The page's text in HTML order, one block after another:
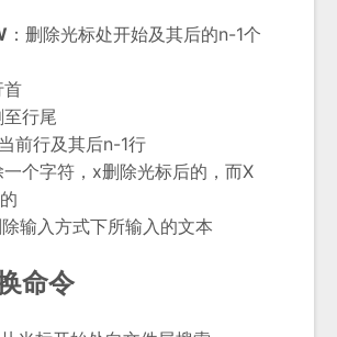
：删除光标处开始及其后的n-1个
首
行尾
前行及其后n-1行
一个字符，x删除光标后的，而X
除输入方式下所输入的文本
命令